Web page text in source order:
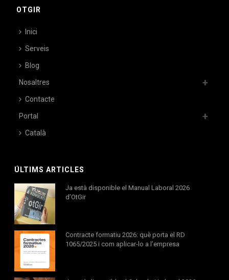
OTGIR
Inici
Serveis
Blog
Nosaltres
Contacte
Portal
Català
ÚLTIMS ARTICLES
Ja està disponible el Manual Laboral 2026
d’OtGir
Contracte formatiu 2026: què porta el RD
1065/2025 i com aplicar-lo a l’empresa